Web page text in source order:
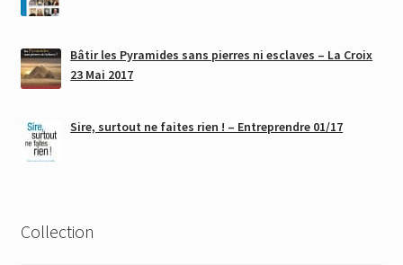
Bâtir les Pyramides sans pierres ni esclaves – La Croix
23 Mai 2017
Sire, surtout ne faites rien ! – Entreprendre 01/17
Collection